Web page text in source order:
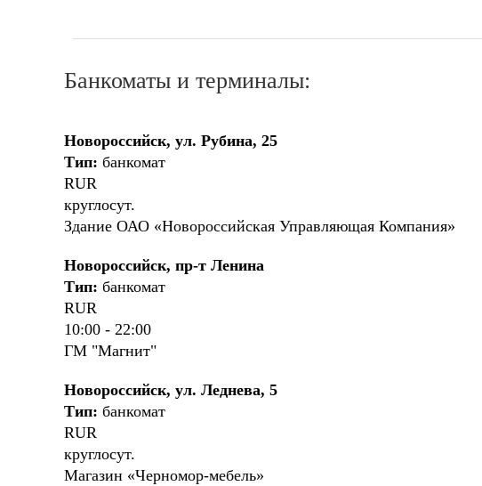
Банкоматы и терминалы:
Новороссийск, ул. Рубина, 25
Тип: банкомат
RUR
круглосут.
Здание ОАО «Новороссийская Управляющая Компания»
Новороссийск, пр-т Ленина
Тип: банкомат
RUR
10:00 - 22:00
ГМ "Магнит"
Новороссийск, ул. Леднева, 5
Тип: банкомат
RUR
круглосут.
Магазин «Черномор-мебель»